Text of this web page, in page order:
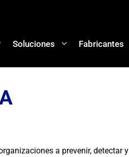
Soluciones Fabricantes
a prevenir, detectar y